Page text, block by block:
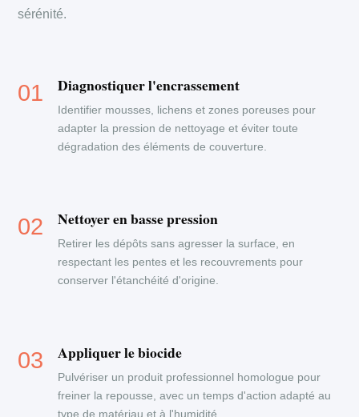
sérénité.
Diagnostiquer l'encrassement
Identifier mousses, lichens et zones poreuses pour
adapter la pression de nettoyage et éviter toute
dégradation des éléments de couverture.
Nettoyer en basse pression
Retirer les dépôts sans agresser la surface, en
respectant les pentes et les recouvrements pour
conserver l'étanchéité d'origine.
Appliquer le biocide
Pulvériser un produit professionnel homologue pour
freiner la repousse, avec un temps d'action adapté au
type de matériau et à l'humidité.